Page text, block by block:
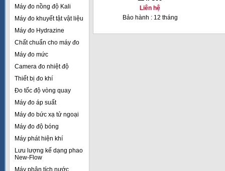
Máy đo nồng độ Kali
Máy đo khuyết tật vật liệu
Máy đo Hydrazine
Chất chuẩn cho máy đo
Máy đo mức
Camera đo nhiệt độ
Thiết bị đo khí
Đo tốc độ vòng quay
Máy đo áp suất
Máy đo bức xạ tử ngoại
Máy đo độ bóng
Máy phát hiện khí
Lưu lượng kế dạng phao
New-Flow
Máy phân tích nước
Liên hệ
Bảo hành : 12 tháng